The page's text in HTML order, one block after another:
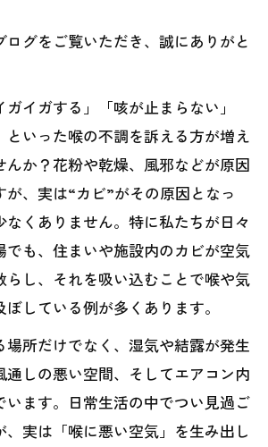
ログをご覧いただき、誠にありがと
イガする」「咳が止まらない」
といった喉の不調を訴える方が増え
んか？花粉や乾燥、風邪などが原因
が、実は“カビ”がその原因となっ
なくありません。特に私たちが日々
でも、住まいや施設内のカビが空気
らし、それを吸い込むことで喉や気
している例が多くあります。
場所だけでなく、湿気や結露が発生
通しの悪い空間、そしてエアコン内
います。日常生活の中でつい見過ご
、実は「喉に悪い空気」を生み出し